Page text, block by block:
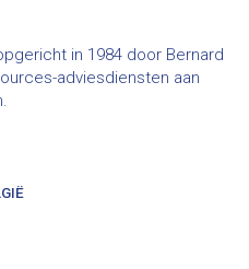
in 1984 door Bernard
adviesdiensten aan